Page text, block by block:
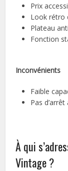
Prix
Look rétro
Plateau
Fonction
Inconvénients
Faible
Pas
À qui
Vintage ?